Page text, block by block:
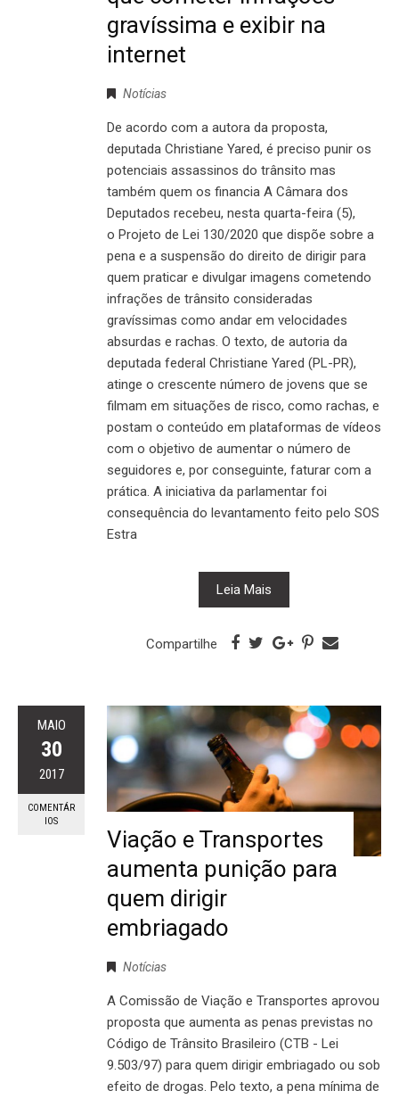
gravíssima e exibir na
internet
Notícias
De acordo com a autora da proposta,
deputada Christiane Yared, é preciso punir os
potenciais assassinos do trânsito mas
também quem os financia A Câmara dos
Deputados recebeu, nesta quarta-feira (5),
o Projeto de Lei 130/2020 que dispõe sobre a
pena e a suspensão do direito de dirigir para
quem praticar e divulgar imagens cometendo
infrações de trânsito consideradas
gravíssimas como andar em velocidades
absurdas e rachas. O texto, de autoria da
deputada federal Christiane Yared (PL-PR),
atinge o crescente número de jovens que se
filmam em situações de risco, como rachas, e
postam o conteúdo em plataformas de vídeos
com o objetivo de aumentar o número de
seguidores e, por conseguinte, faturar com a
prática. A iniciativa da parlamentar foi
consequência do levantamento feito pelo SOS
Estra
Leia Mais
Compartilhe
MAIO
30
2017
COMENTÁR
IOS
Viação e Transportes
aumenta punição para
quem dirigir
embriagado
Notícias
A Comissão de Viação e Transportes aprovou
proposta que aumenta as penas previstas no
Código de Trânsito Brasileiro (CTB - Lei
9.503/97) para quem dirigir embriagado ou sob
efeito de drogas. Pelo texto, a pena mínima de